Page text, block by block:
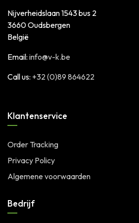
Nijverheidslaan 1543 bus 2
3660 Oudsbergen
België
Email: info@v-k.be
Call us: +32 (0)89 864622
Klantenservice
Order Tracking
Privacy Policy
Algemene voorwaarden
Bedrijf